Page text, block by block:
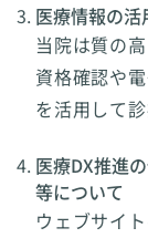
医療情報の活
当院は質の
資格確認や
を活用して診
医療DX推進
等について
ウェブサイ